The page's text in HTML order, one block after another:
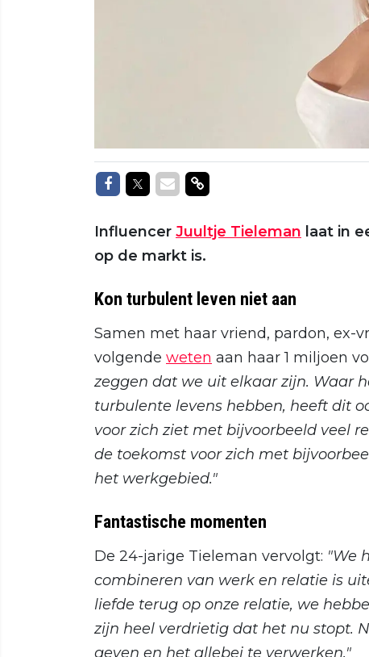
Delen op Facebook
Delen op Twitter
Delen via Mail
Delen via link
Influencer Juultje Tieleman laat in
op de markt is.
Kon turbulent leven niet aan
Samen met haar vriend, pardon, ex-
volgende weten aan haar 1 miljoen
zeggen dat we uit elkaar zijn. Waar
turbulente levens hebben, heeft dit
voor zich ziet met bijvoorbeeld veel
de toekomst voor zich met
het werkgebied."
Fantastische momenten
De 24-jarige Tieleman vervolgt: "We
combineren van werk en relatie is
liefde terug op onze relatie, we
zijn heel verdrietig dat het nu stopt.
geven en het allebei te verwerken."